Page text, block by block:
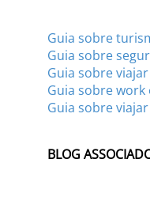
Guia sobre
Guia sobre
Guia sobre
Guia sobre work
Guia sobre
BLOG